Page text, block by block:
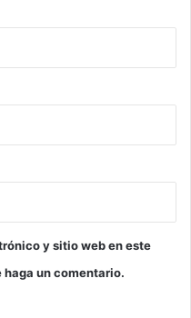
y sitio web en este
haga un comentario.